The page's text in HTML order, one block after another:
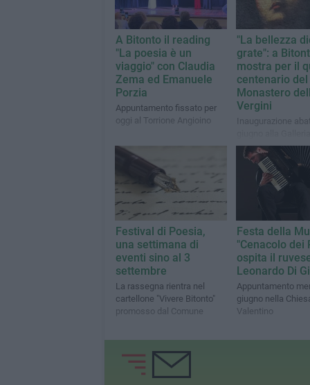
A Bitonto il reading
"La poesia è un
viaggio" con Claudia
Zema ed Emanuele
Porzia
Appuntamento fissato per
oggi al Torrione Angioino
"La bellezza
grate": a
mostra per il
centenario del
Monastero
Vergini
Inaugurazione
Nazionale della
"Girolamo e Rosaria
Devanna"
Festival di Poesia,
una settimana di
eventi sino al 3
settembre
La rassegna rientra nel
cartellone "Vivere Bitonto"
promosso dal Comune
Festa della
"Cenacolo dei
ospita il
Leonardo Di
Appuntamento
giugno nella
Valentino